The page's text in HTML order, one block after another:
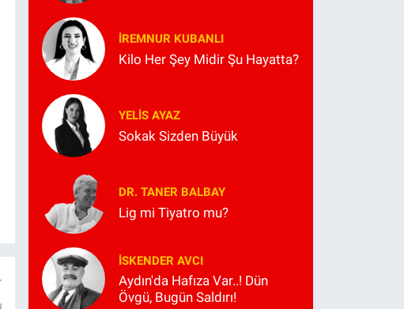
İREMNUR KUBANLI
Kilo Her Şey Midir Şu Hayatta?
YELIS AYAZ
Sokak Sizden Büyük
DR. TANER BALBAY
Lig mi Tiyatro mu?
İSKENDER AVCI
Aydın'da Hafıza Var..! Dün
Övgü, Bugün Saldırı!